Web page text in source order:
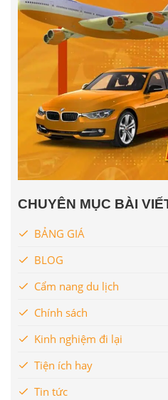
CHUYÊN MỤC BÀI
BẢNG GIÁ
BLOG
Cẩm nang du lịch
Chính sách
Kinh nghiệm đi lại
Tiện ích hay
Tin tức